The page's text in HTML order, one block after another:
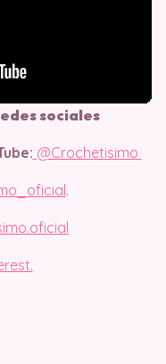
sociales
@Crochetisimo
.